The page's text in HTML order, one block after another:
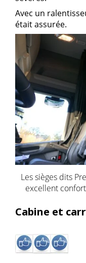
Avec un
était assurée.
Les sièges dits
excellent
Cabine et